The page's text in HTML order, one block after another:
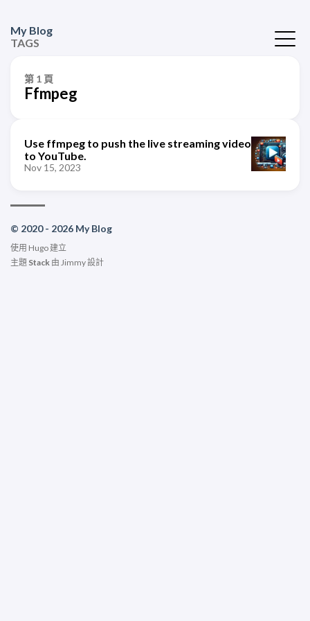
My Blog
TAGS
第 1 頁
Ffmpeg
Use ffmpeg to push the live streaming video
to YouTube.
Nov 15, 2023
© 2020 - 2026 My Blog
使用 Hugo建立
主題 Stack 由 Jimmy設計